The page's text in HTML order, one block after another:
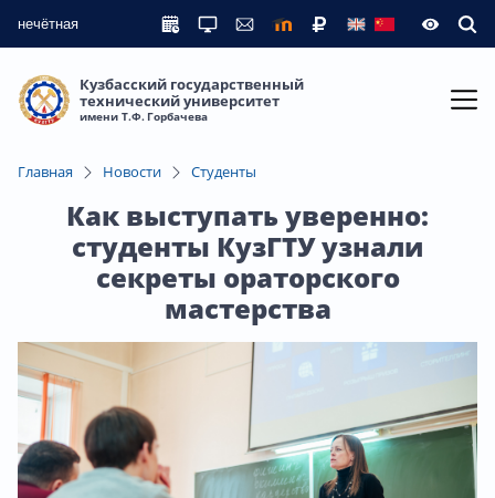
нечётная
Кузбасский государственный
технический университет
имени Т.Ф. Горбачева
Главная Новости Студенты
Как выступать уверенно:
студенты КузГТУ узнали
секреты ораторского
мастерства